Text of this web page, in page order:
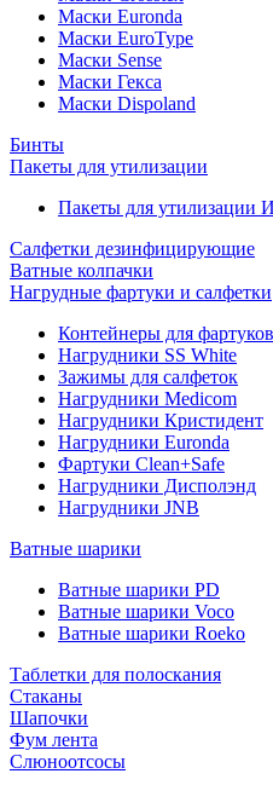
Маски Euronda
Маски EuroType
Маски Sense
Маски Гекса
Маски Dispoland
Бинты
Пакеты для утилизации
Пакеты для утилизации
Салфетки дезинфицирующие
Ватные колпачки
Нагрудные фартуки и салфетки
Контейнеры для
Нагрудники SS White
Зажимы для салфеток
Нагрудники Medicom
Нагрудники Кристидент
Нагрудники Euronda
Фартуки Clean+Safe
Нагрудники Дисполэнд
Нагрудники JNB
Ватные шарики
Ватные шарики PD
Ватные шарики Voco
Ватные шарики Roeko
Таблетки для полоскания
Стаканы
Шапочки
Фум лента
Слюноотсосы